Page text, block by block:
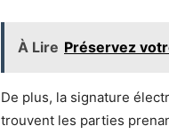
À Lire Préservez
De plus, la signature
trouvent les parties